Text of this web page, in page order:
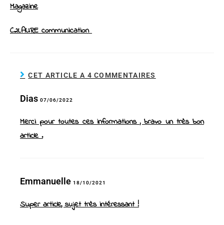
Magazine
C2LAURE communication
CET ARTICLE A 4 COMMENTAIRES
Dias 07/06/2022
Merci pour toutes ces informations , bravo un très bon
article .
Emmanuelle 18/10/2021
Super article, sujet très intéressant !